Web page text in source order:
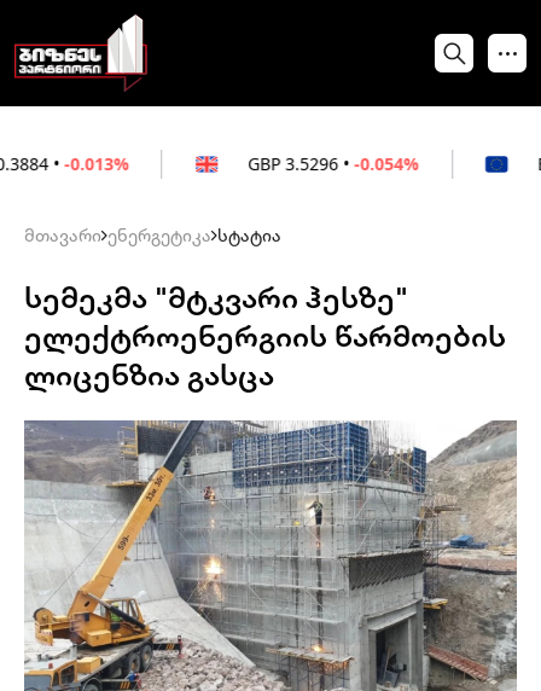
3.5296 • -0.054% 3.0264
მთავარი ენერგეტიკა სტატია
სემეკმა "მტკვარი ჰესზე"
ელექტროენერგიის წარმოების
ლიცენზია გასცა